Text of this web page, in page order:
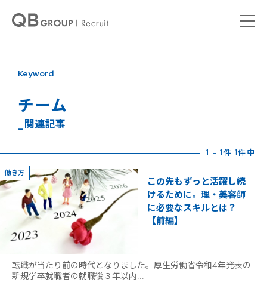
Keyword
チーム
_ 関連記事
1 - 1件 1件中
働き方
この先もずっと活躍し続
けるために。理・美容師
に必要なスキルとは？
【前編】
転職が当たり前の時代となりました。厚生労働省令和4年発表の
新規学卒就職者の就職後３年以内...